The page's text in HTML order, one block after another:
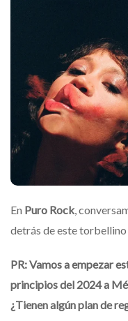
En Puro Rock ,
detrás de este torbellino
PR: Vamos a empezar
principios del 2024 a
¿Tienen algún plan de